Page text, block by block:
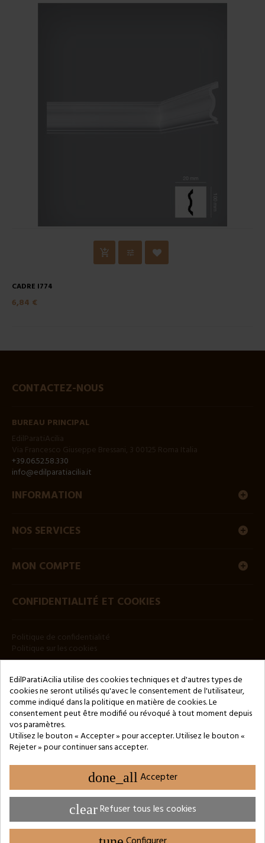
CADRE I774
6,84 €
CONTACTEZ-NOUS
BUREAU PRINCIPAL
+39.06.52.58.330
info@edilparatiacilia.it
INFORMATION
NOS SERVICES
MON COMPTE
CONFIDENTIALITÉ ET COOKIES
Copyright © 2024 by 3Enne s.r.l.s. P.IVA/C.F.: 13466181008
Numéro d'enregistrement REA : RM-1449325 - Registre du
Commerce de Rome
Website Developed by M.Borzacchini - TestSide
EdilParatiAcilia utilise des cookies techniques et d'autres types de
cookies ne seront utilisés qu'avec le consentement de l'utilisateur,
comme indiqué dans la politique en matière de cookies. Le
consentement peut être modifié ou révoqué à tout moment depuis
vos paramètres.
Utilisez le bouton « Accepter » pour accepter. Utilisez le bouton «
Rejeter » pour continuer sans accepter.
done_all Accepter
clearRefuser tous les cookies